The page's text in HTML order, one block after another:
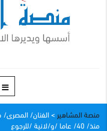
منصة المشاهير > الفنان/
منذ/ 40/ عاما /و/لانية /للرجوع